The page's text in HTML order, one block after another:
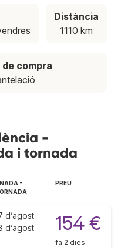
Distància
1110 km
compra
-
i tornada
-
PREU
d’agost
d’agost
154 €
fa 2 dies